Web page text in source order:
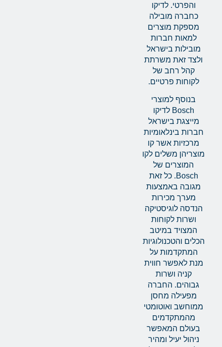
והפרטי. לדיקו
כחברה מובילה
מספקת מוצרים
למאות חברות
מובילות בישראל
ולצד זאת משרתת
קהל רחב של
לקוחות פרטיים.
בנוסף למוצרי
Bosch לדיקו
מייצגת בישראל
חברות בינלאומיות
מרכזיות אשר קו
מוצריהן משלים לקו
המוצרים של
Bosch. כל זאת
מגובה באמצעות
מערך מכירות
הנדסה לוגיסטיקה
ושרות לקוחות
המצויד במיטב
הכלים והטכנולוגיות
המתקדמות על
מנת לאפשר חווית
קניה ושרות
גבוהים. החברה
מפעילה מחסן
ממוחשב ואוטומטי
מהמתקדמים
בעולם המאפשר
ניהול יעיל ומהיר